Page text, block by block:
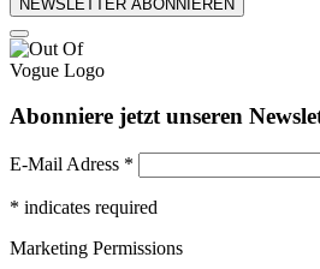
NEWSLETTER ABONNIEREN
Abonniere jetzt unseren
E-Mail Adress *
* indicates required
Marketing Permissions